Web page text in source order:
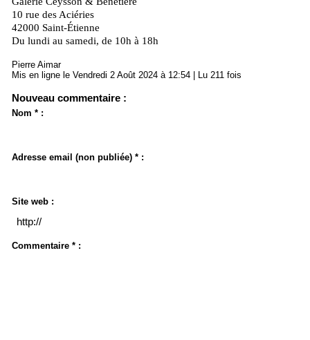
10 rue des Aciéries
42000 Saint-Étienne
Du lundi au samedi, de 10h à 18h
Pierre Aimar
Mis en ligne le Vendredi 2 Août 2024 à 12:54 | Lu 211 fois
Nouveau commentaire :
Nom * :
Adresse email (non publiée) * :
Site web :
Commentaire * :